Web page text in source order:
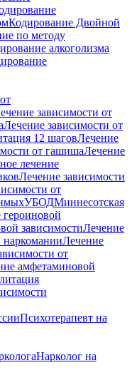
Кодирование Двойной
по методу
алкоголизма
зависимости от
Лечение зависимости от
12 шаговЛечение
от гашишаЛечение
лечение
Лечение зависимости
от
УБОДМиннесотская
зависимостиЛечение
наркоманииЛечение
от
амфетаминовой
Психотерапевт на
Нарколог на